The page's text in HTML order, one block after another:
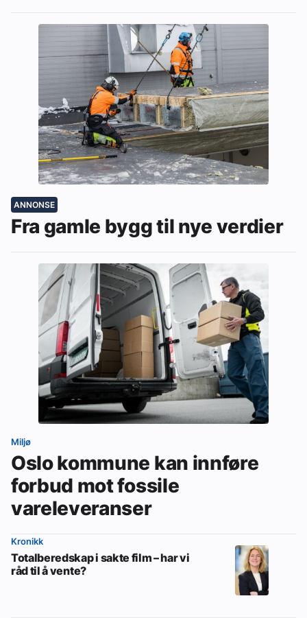
ANNONSE
Fra gamle bygg til nye verdier
Miljø
Oslo kommune kan innføre
forbud mot fossile
vareleveranser
Kronikk
Totalberedskap i sakte film – har vi
råd til å vente?